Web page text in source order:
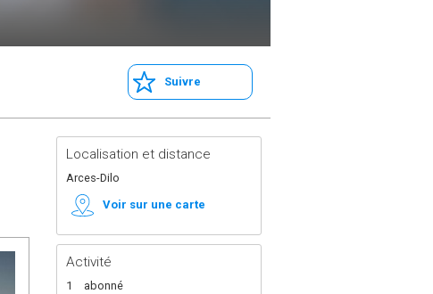
Suivre
Localisation et distance
Arces-Dilo
Voir sur une carte
Activité
1
abonné